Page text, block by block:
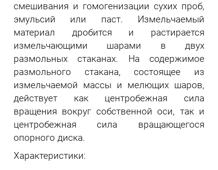
смешивания и гомогенизации сухих проб,
эмульсий или паст. Измельчаемый
материал дробится и растирается
измельчающими шарами в двух
размольных стаканах. На содержимое
размольного стакана, состоящее из
измельчаемой массы и мелющих шаров,
действует как центробежная сила
вращения вокруг собственной оси, так и
центробежная сила вращающегося
опорного диска.
Характеристики: